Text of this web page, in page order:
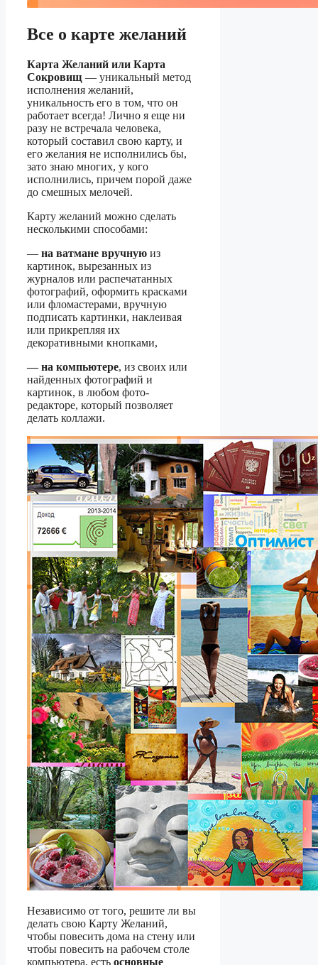
Все о карте желаний
Карта Желаний или Карта
Сокровищ — уникальный метод
исполнения желаний,
уникальность его в том, что он
работает всегда! Лично я еще ни
разу не встречала человека,
который составил свою карту, и
его желания не исполнились бы,
зато знаю многих, у кого
исполнились, причем порой даже
до смешных мелочей.
Карту желаний можно сделать
несколькими способами:
— на ватмане вручную из
картинок, вырезанных из
журналов или распечатанных
фотографий, оформить красками
или фломастерами, вручную
подписать картинки, наклеивая
или прикрепляя их
декоративными кнопками,
—на компьютере, из своих или
найденных фотографий и
картинок, в любом фото-
редакторе, который позволяет
делать коллажи.
Независимо от того, решите ли вы
делать свою Карту Желаний,
чтобы повесить дома на стену или
чтобы повесить на рабочем столе
компьютера, есть основные